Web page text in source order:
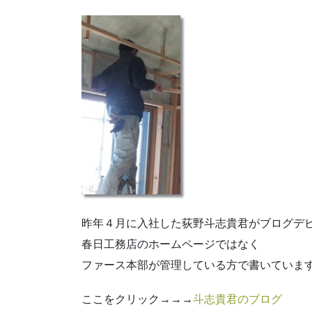
昨年４月に入社した荻野斗志貴君がブログデ
春日工務店のホームページではなく
ファース本部が管理している方で書いています
ここをクリック→→→斗志貴君のブログ